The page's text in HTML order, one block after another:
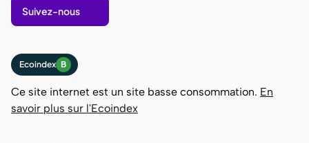
Suivez-nous
Ecoindex B
Ce site internet est un site basse consommation. En
savoir plus sur l'Ecoindex